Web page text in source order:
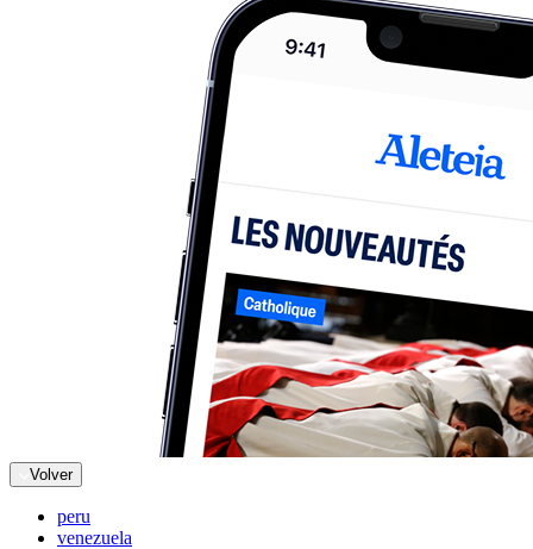
Volver
peru
venezuela